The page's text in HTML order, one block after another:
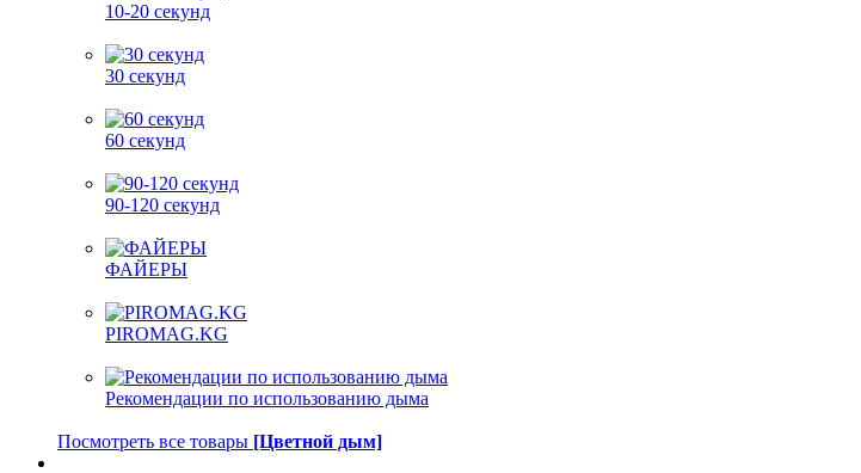
10-20 секунд
30 секунд
60 секунд
90-120 секунд
ФАЙЕРЫ
PIROMAG.KG
Рекомендации по использованию дыма
Посмотреть все товары [Цветной дым]